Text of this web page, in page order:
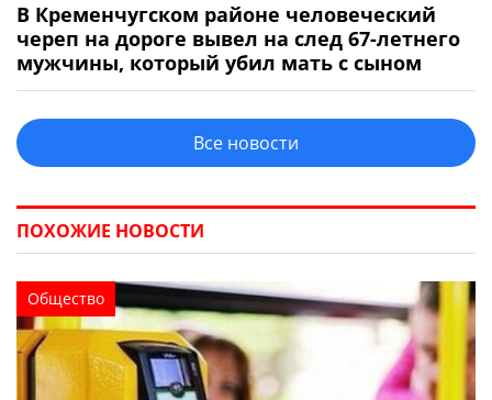
В Кременчугском районе человеческий
череп на дороге вывел на след 67-летнего
мужчины, который убил мать с сыном
Все новости
ПОХОЖИЕ НОВОСТИ
Общество